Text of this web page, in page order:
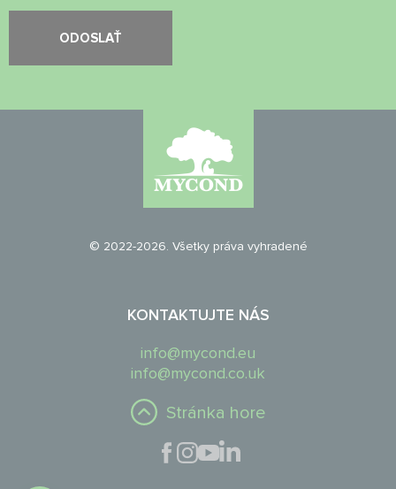
© 2022-2026. Všetky práva vyhradené
KONTAKTUJTE NÁS
info@mycond.eu
info@mycond.co.uk
Stránka hore